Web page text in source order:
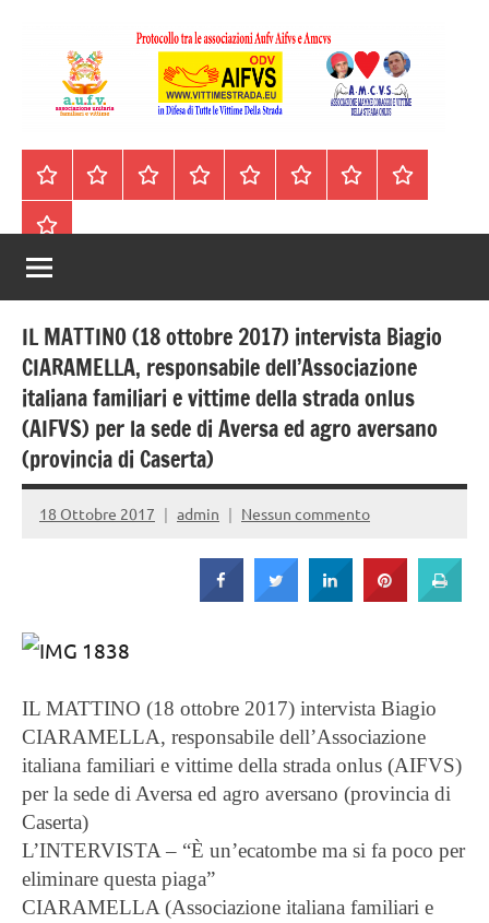
contenuto
A.I.F.V.S.
–
Associazione
Italiana
Familiari
e
Vittime
della
Strada
difesa
di
tutte
vittime
della
strada
HomepageSegnalazioni
Nord
Centro
Sud
ContattiIncidenti
Il
Archivio
IL MATTINO (18 ottobre 2017) intervista Biagio
CIARAMELLA, responsabile dell’Associazione
italiana familiari e vittime della strada onlus
(AIFVS) per la sede di Aversa ed agro aversano
(provincia di Caserta)
18 Ottobre 2017 admin Nessun commento
IL MATTINO (18 ottobre 2017) intervista Biagio
CIARAMELLA, responsabile dell’Associazione
italiana familiari e vittime della strada onlus (AIFVS)
per la sede di Aversa ed agro aversano (provincia di
Caserta)
L’INTERVISTA – “È un’ecatombe ma si fa poco per
eliminare questa piaga”
CIARAMELLA (Associazione italiana familiari e